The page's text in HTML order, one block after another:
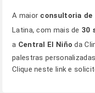
A maior consultoria
Latina, com mais de 30
a Central El Niño da
palestras
Cliqueneste link e